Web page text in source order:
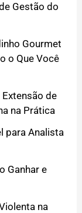
Gestão do
Gourmet
o Que Você
de
na Prática
para Analista
Ganhar e
na